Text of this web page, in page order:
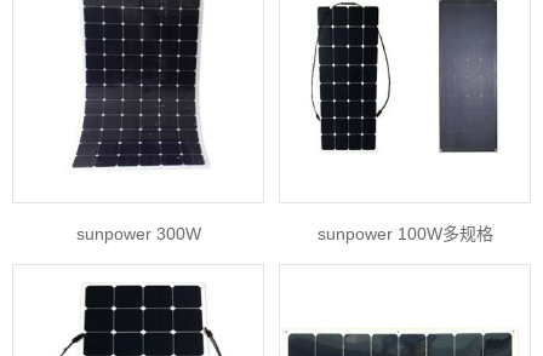
sunpower 300W sunpower 100W多规格